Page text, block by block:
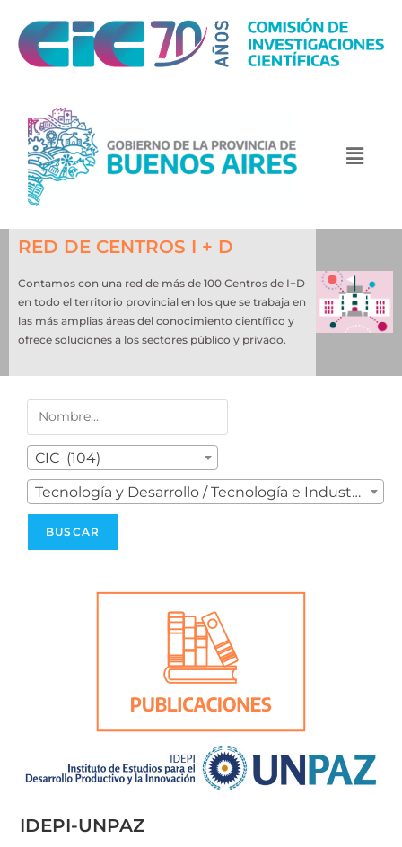
RED DE CENTROS I + D
Contamos con una red de más de 100 Centros de I+D
en todo el territorio provincial en los que se trabaja en
las más amplias áreas del conocimiento científico y
ofrece soluciones a los sectores público y privado.
CIC (104)
Tecnología y Desarrollo / Tecnología e Industrias Culturales / Bioeconomía. (1)
IDEPI-UNPAZ